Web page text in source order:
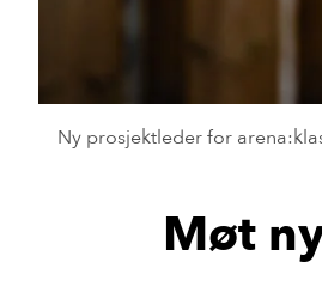
Ny prosjektleder for
Møt